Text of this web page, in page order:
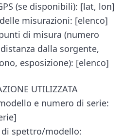
(se disponibili): [lat, lon]
misurazioni: [elenco]
di misura (numero
dalla sorgente,
esposizione): [elenco]
UTILIZZATA
e numero di serie:
di spettro/modello: